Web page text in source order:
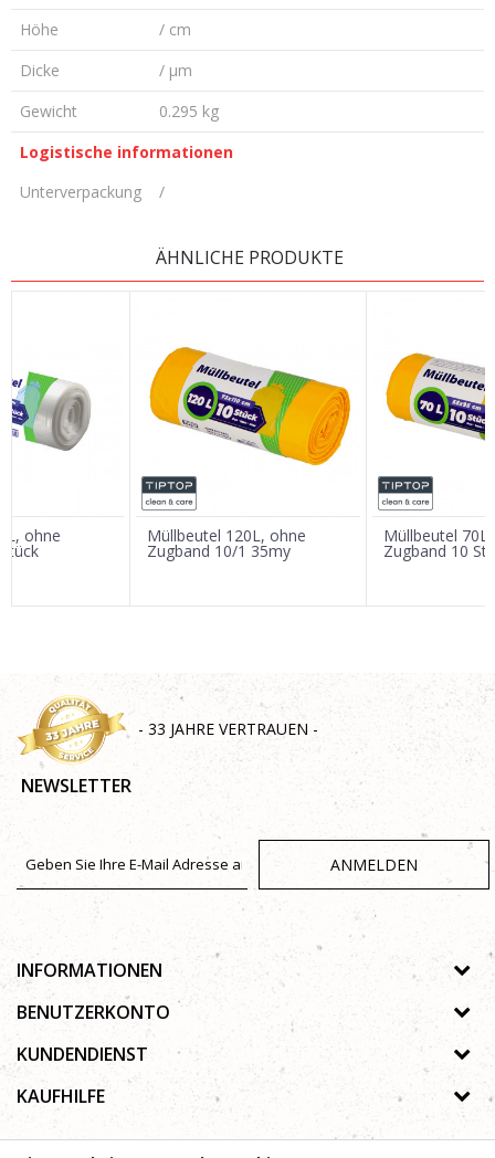
Höhe
/ cm
Dicke
/ µm
Gewicht
0.295 kg
Logistische informationen
Unterverpackung
/
E-Mail
ÄHNLICHE PRODUKTE
ohne Müllbeutel 120L, ohne
Zugband 10/1 35my
Müllbeutel
Zugband 10
- 33 JAHRE VERTRAUEN -
NEWSLETTER
ANMELDEN
INFORMATIONEN
Über uns
Geschäfte
Zusammenarbeit
BENUTZERKONTO
Registrierungsanweisungen
Passwort vergessen
KUNDENDIENST
Datenschutz-Bestimmungen
Nutzungsbedingungen
KAUFHILFE